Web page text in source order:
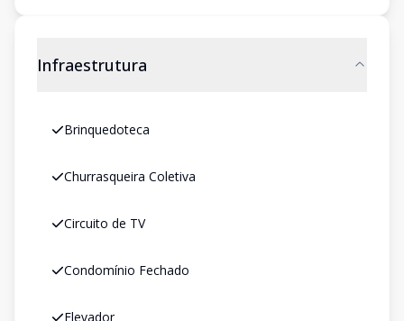
Infraestrutura
Brinquedoteca
Churrasqueira Coletiva
Circuito de TV
Condomínio Fechado
Elevador